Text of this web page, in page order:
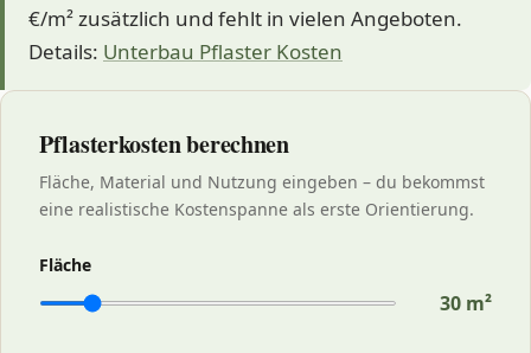
€/m² zusätzlich und fehlt in vielen Angeboten.
Details: Unterbau Pflaster Kosten
Pflasterkosten berechnen
Fläche, Material und Nutzung eingeben – du bekommst
eine realistische Kostenspanne als erste Orientierung.
Fläche
30 m²